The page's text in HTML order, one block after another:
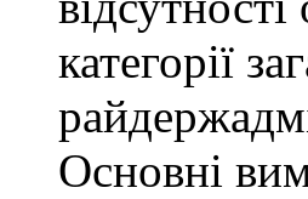
категорії
Основні